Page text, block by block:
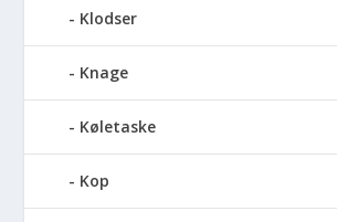
Klodser
Knage
Køletaske
Kop